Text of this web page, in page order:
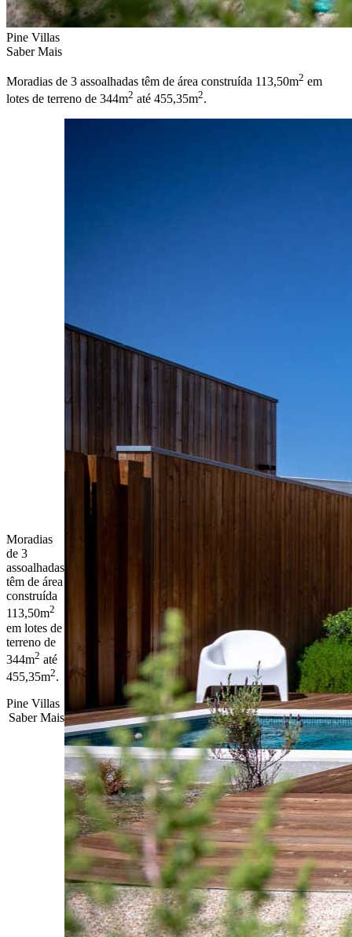
Pine Villas
Saber Mais
Moradias de 3 assoalhadas têm de área construída 113,50m2 em
lotes de terreno de 344m2 até 455,35m2.
Moradias
de 3
assoalhadas
têm de área
construída
113,50m2
em lotes de
terreno de
344m2 até
455,35m2.
Pine Villas
Saber Mais